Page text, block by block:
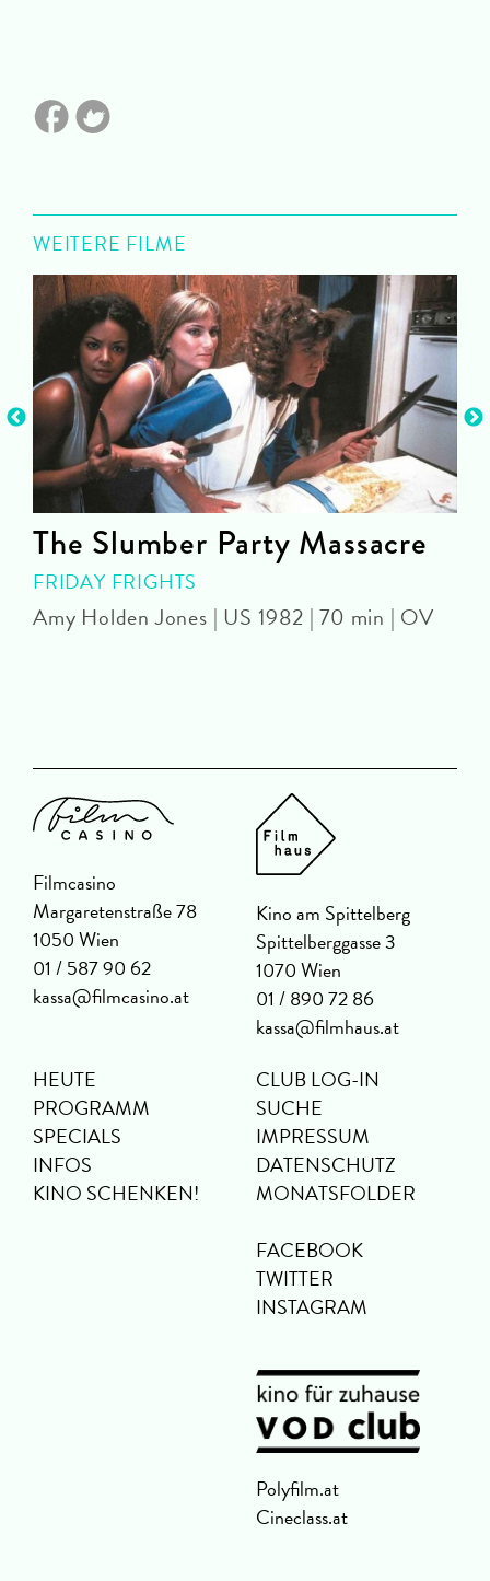
WEITERE FILME
The Slumber Party Massacre
FRIDAY FRIGHTS
Amy Holden Jones | US 1982 | 70 min | OV
Filmcasino
Margaretenstraße 78
1050 Wien
01 / 587 90 62
kassa@filmcasino.at
Kino am Spittelberg
Spittelberggasse 3
1070 Wien
01 / 890 72 86
kassa@filmhaus.at
HEUTE
PROGRAMM
SPECIALS
INFOS
KINO SCHENKEN!
CLUB LOG-IN
SUCHE
IMPRESSUM
DATENSCHUTZ
MONATSFOLDER
FACEBOOK
TWITTER
INSTAGRAM
Polyfilm.at
Cineclass.at